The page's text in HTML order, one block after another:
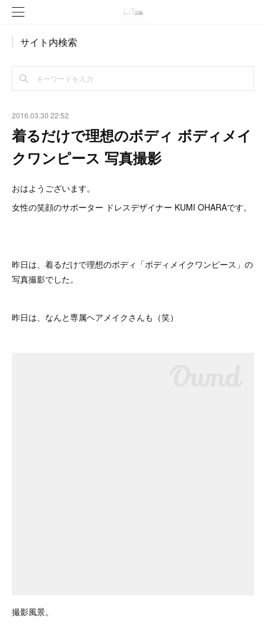
サイト内検索
2016.03.30 22:52
着るだけで理想のボディ ボディメイ
クワンピース 写真撮影
おはようございます。
女性の笑顔のサポーター ドレスデザイナー KUMI OHARAです。
昨日は、着るだけで理想のボディ「ボディメイクワンピース」の
写真撮影でした。
昨日は、なんと専属ヘアメイクさんも（笑）
撮影風景。